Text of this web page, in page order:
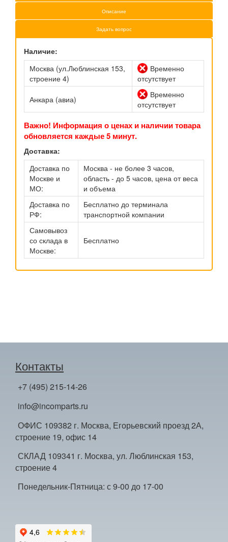
Описание
Задать вопрос
Наличие:
Москва (ул.Люблинская 153,
строение 4)
Временно
отсутствует
Анкара (авиа)
Временно
отсутствует
Важно! Информация о ценах и наличии товара
обновляется каждые 5 минут.
Доставка:
Доставка по
Москве и
МО:
Москва - не более 3 часов,
область - до 5 часов, цена от веса
и объема
Доставка по
РФ:
Бесплатно до терминала
транспортной компании
Самовывоз
со склада в
Москве:
Бесплатно
Контакты
+7 (495) 215-14-26
info@incomparts.ru
ОФИС 109382 г. Москва, Егорьевский проезд 2А,
строение 19, офис 14
СКЛАД 109341 г. Москва, ул. Люблинская 153,
строение 4
Понедельник-Пятница: с 9-00 до 17-00